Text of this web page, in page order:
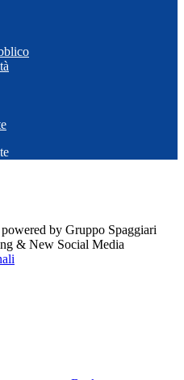
by Gruppo Spaggiari
& New Social Media